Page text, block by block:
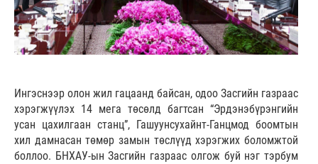
Ингэснээр олон жил гацаанд байсан, одоо Засгийн газраас
хэрэгжүүлэх 14 мега төсөлд багтсан “Эрдэнэбүрэнгийн
усан цахилгаан станц”, Гашуунсухайнт-Ганцмод боомтын
хил дамнасан төмөр замын төслүүд хэрэгжих боломжтой
боллоо. БНХАУ-ын Засгийн газраас олгож буй нэг тэрбум